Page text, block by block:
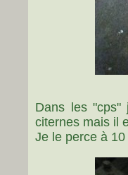
Dans les "cps"
citernes mais il
Je le perce à